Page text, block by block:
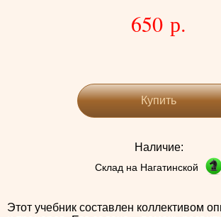
650 р.
Купить
Наличие:
Склад на Нагатинской
Этот учебник составлен коллективом